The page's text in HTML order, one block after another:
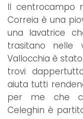
Il centrocampo
Correia è una
una lavatrice
trasitano nelle
Vallocchia è
trovi
aiuta tutti
per me che
Celeghin è